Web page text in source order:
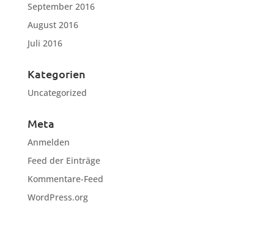
September 2016
August 2016
Juli 2016
Kategorien
Uncategorized
Meta
Anmelden
Feed der Einträge
Kommentare-Feed
WordPress.org